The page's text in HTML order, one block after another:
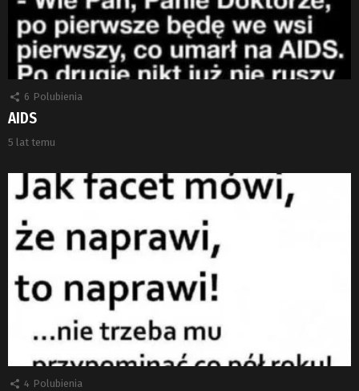
6 Polubienia
AIDS
5 lat temu
4 Polubienia